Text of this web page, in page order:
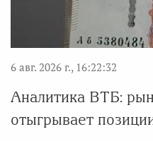
6 авг. 2026 г., 16:22:32
Аналитика ВТБ:
отыгрывает